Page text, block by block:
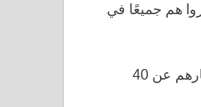
هم جميعًا في
تزداد الحالة أيضًا مع التقدم في العمر – حيث يؤثر بشكل أكثر شيوعًا على الأشخاص الذين تزيد أعمارهم عن 40